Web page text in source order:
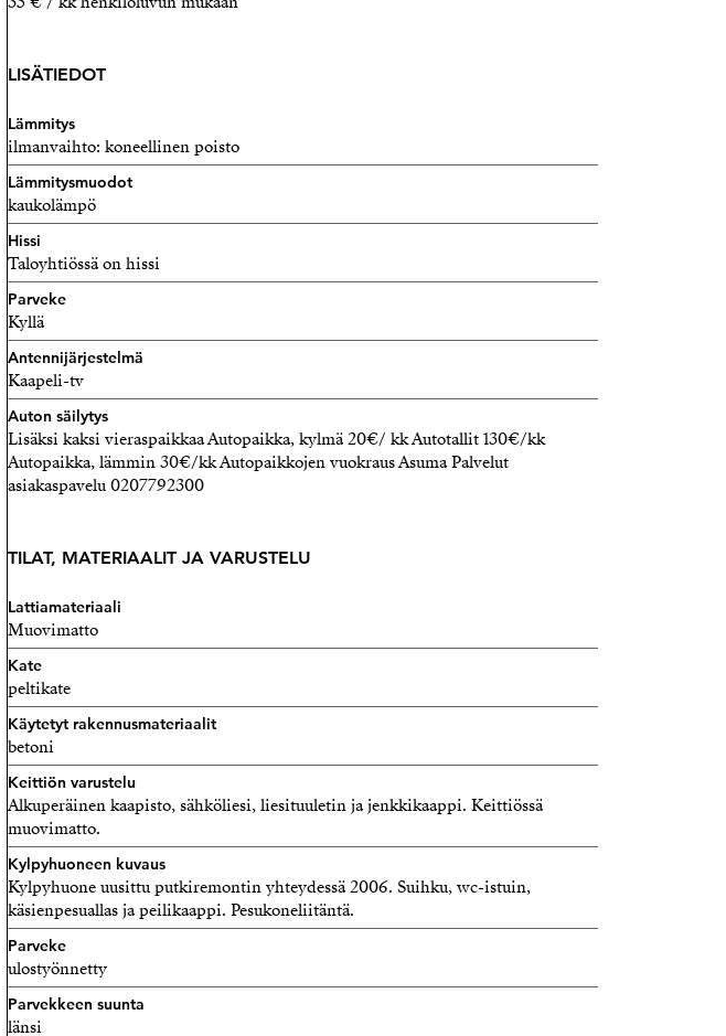
LISÄTIEDOT
Lämmitys
ilmanvaihto: koneellinen poisto
Lämmitysmuodot
kaukolämpö
Hissi
Taloyhtiössä on hissi
Parveke
Kyllä
Antennijärjestelmä
Kaapeli-tv
Auton säilytys
Lisäksi kaksi vieraspaikkaa Autopaikka, kylmä 20€/ kk Autotallit 130€/kk
Autopaikka, lämmin 30€/kk Autopaikkojen vuokraus Asuma Palvelut
asiakaspavelu 0207792300
TILAT, MATERIAALIT JA VARUSTELU
Lattiamateriaali
Muovimatto
Kate
peltikate
Käytetyt rakennusmateriaalit
betoni
Keittiön varustelu
Alkuperäinen kaapisto, sähköliesi, liesituuletin ja jenkkikaappi. Keittiössä
muovimatto.
Kylpyhuoneen kuvaus
Kylpyhuone uusittu putkiremontin yhteydessä 2006. Suihku, wc-istuin,
käsienpesuallas ja peilikaappi. Pesukoneliitäntä.
Parveke
ulostyönnetty
Parvekkeen suunta
länsi